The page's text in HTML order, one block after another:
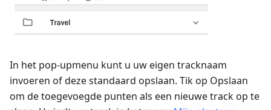
In het pop-upmenu kunt u uw eigen tracknaam
invoeren of deze standaard opslaan. Tik op Opslaan
om de toegevoegde punten als een nieuwe track op te